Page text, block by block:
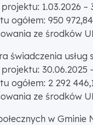
1.03.2026 –
ogółem: 950
ze środków
świadczenia usług
30.06.2025
ogółem: 2 292
ze środków
w